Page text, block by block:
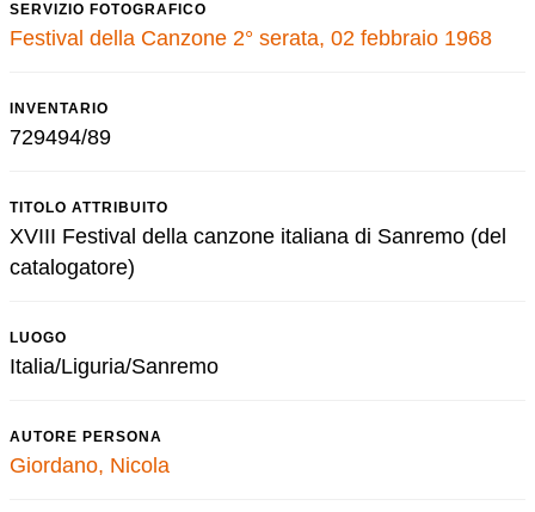
SERVIZIO FOTOGRAFICO
Festival della Canzone 2° serata, 02 febbraio 1968
INVENTARIO
729494/89
TITOLO ATTRIBUITO
XVIII Festival della canzone italiana di Sanremo (del
catalogatore)
LUOGO
Italia/Liguria/Sanremo
AUTORE PERSONA
Giordano, Nicola